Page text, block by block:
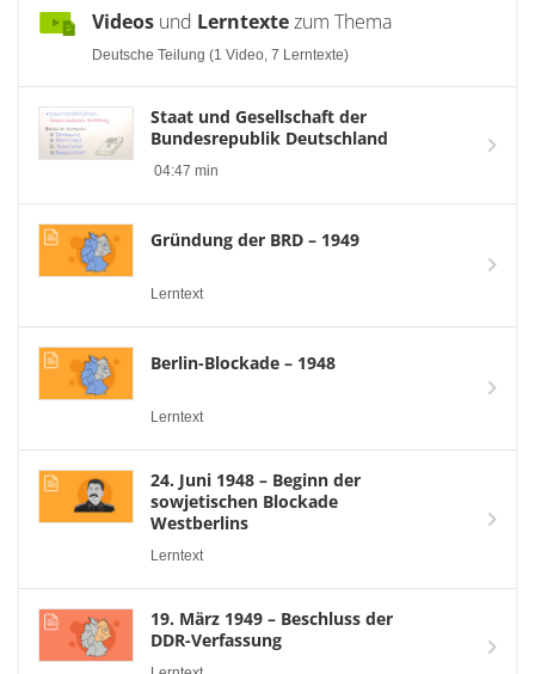
Videos und Lerntextezum Thema
Deutsche Teilung (1 Video, 7 Lerntexte)
Staat und Gesellschaft der
Bundesrepublik Deutschland
04:47 min
Gründung der BRD – 1949
Lerntext
Berlin-Blockade – 1948
Lerntext
24. Juni 1948 – Beginn der
sowjetischen Blockade
Westberlins
Lerntext
19. März 1949 – Beschluss der
DDR-Verfassung